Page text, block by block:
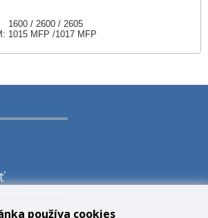
/ 2600 / 2605
1015 MFP /1017 MFP
používa cookies